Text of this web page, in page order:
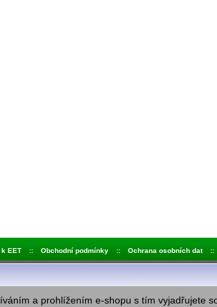
EET :: Obchodní podmínky :: Ochrana osobních dat ::
a prohlížením e-shopu s tím vyjadřujete